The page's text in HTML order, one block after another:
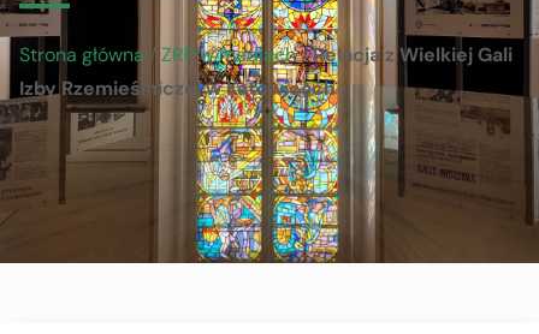
Strona główna / ZRP w mediach/Relacja z Wielkiej Gali
Izby Rzemieślniczej w Katowicach